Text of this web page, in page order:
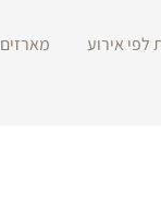
לפי אירוע מארזים